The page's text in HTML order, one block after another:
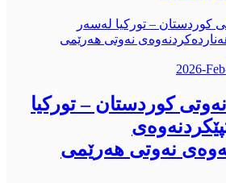
2026-
كوردستان – توركیا
نەوتی هەرێمی